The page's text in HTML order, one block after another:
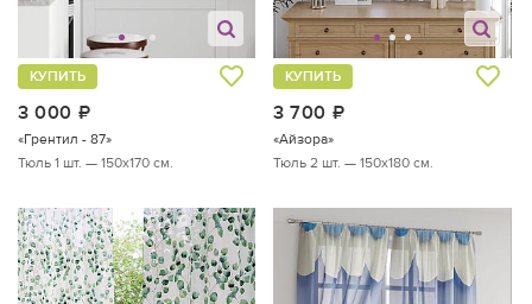
3 000
КУПИТЬ
«Грентил - 87»
Тюль 1 шт. — 150х170 см.
3 700
КУПИТЬ
«Айзора»
Тюль 2 шт. — 150х180 см.